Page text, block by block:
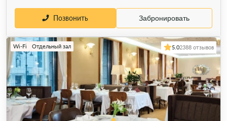
Позвонить Забронировать
Wi-Fi Отдельный зал 5.02388 отзывов